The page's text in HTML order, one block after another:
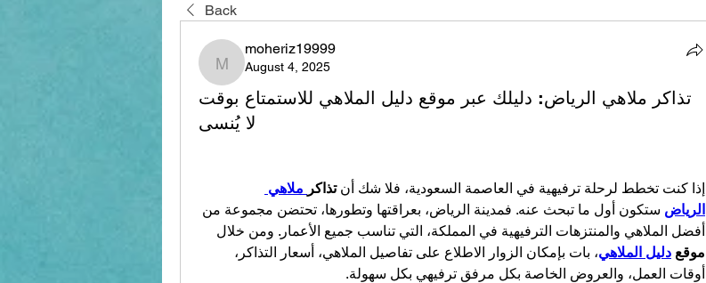
Back
moheriz19999
moheriz19999
August 4, 2025
تذاكر ملاهي الرياض: دليلك عبر موقع دليل الملاهي للاستمتاع بوقت
لا يُنسى
إذا كنت تخطط لرحلة ترفيهية في العاصمة السعودية، فلا شك أن تذاكر
الرياض
أفضل الملاهي والمنتزهات الترفيهية في المملكة، التي تناسب جميع الأعمار. ومن خلال
موقع دليل الملاهي
أوقات العمل، والعروض الخاصة بكل مرفق ترفيهي بكل سهولة.